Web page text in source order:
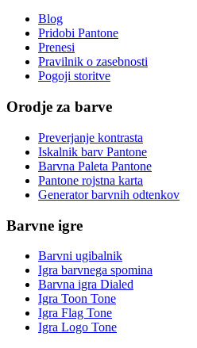
Blog
Pridobi Pantone
Prenesi
Pravilnik o zasebnosti
Pogoji storitve
Orodje za barve
Preverjanje kontrasta
Iskalnik barv Pantone
Barvna Paleta Pantone
Pantone rojstna karta
Generator barvnih odtenkov
Barvne igre
Barvni ugibalnik
Igra barvnega spomina
Barvna igra Dialed
Igra Toon Tone
Igra Flag Tone
Igra Logo Tone